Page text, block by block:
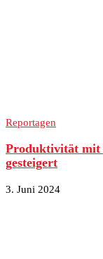
Reportagen
Produktivität mit
gesteigert
3. Juni 2024